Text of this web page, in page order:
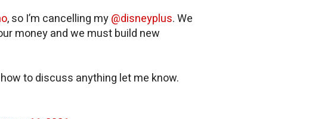
, so I’m cancelling my@disneyplus. We
money and we must build new
to discuss anything let me know.